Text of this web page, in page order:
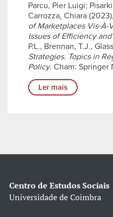
Parcu, Pier Luigi;
Carrozza, Chiara (2023),
of Marketplaces Vis-À-
Issues of Efficiency
P.L., Brennan, T.J.,
Strategies. Topics in
Policy. Cham: Springer
Ler mais
Centro de Estudos Sociais
Universidade de Coimbra